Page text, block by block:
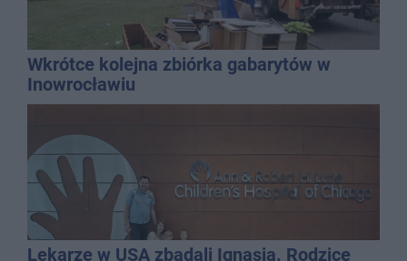
Wkrótce kolejna zbiórka gabarytów w
Inowrocławiu
Lekarze w USA zbadali Ignasia. Rodzice